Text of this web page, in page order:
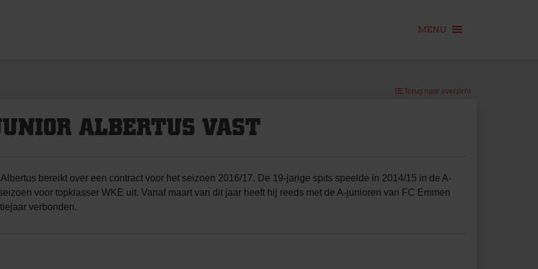
MENU
Terug naar overzicht
ALBERTUS VAST
bereikt over een contract voor het seizoen 2016/17. De 19-jarige spits speelde in 2014/15 in de A-
voor topklasser WKE uit. Vanaf maart van dit jaar heeft hij reeds met de A-junioren van FC Emmen
verbonden.